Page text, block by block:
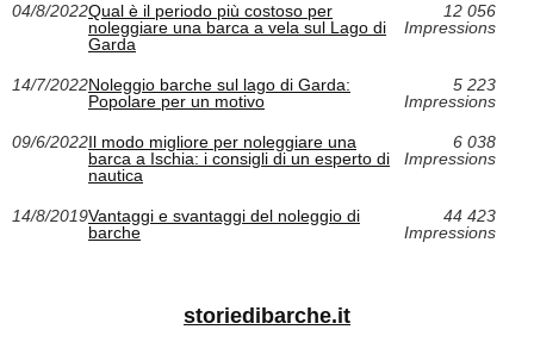
04/8/2022Qual è il periodo più costoso per
noleggiare una barca a vela sul Lago di
Garda
12 056
Impressions
14/7/2022Noleggio barche sul lago di Garda:
Popolare per un motivo
5 223
Impressions
09/6/2022Il modo migliore per noleggiare una
barca a Ischia: i consigli di un esperto di
nautica
6 038
Impressions
14/8/2019Vantaggi e svantaggi del noleggio di
barche
44 423
Impressions
storiedibarche.it